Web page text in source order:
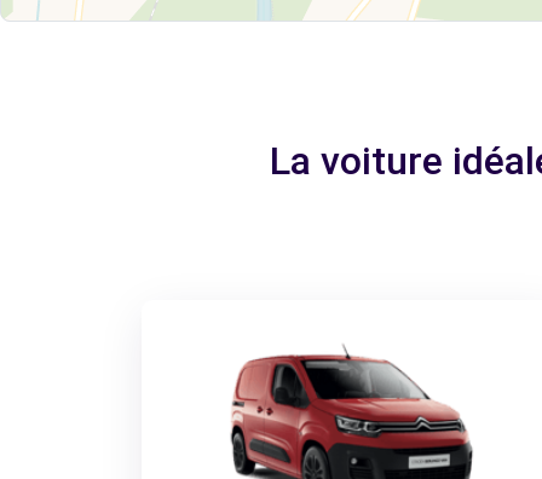
La voiture